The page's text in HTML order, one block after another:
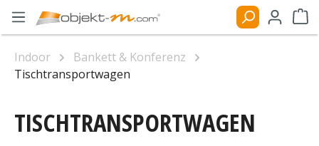
Zum Hauptinhalt springen
Indoor
Bankett & Konferenz
Tischtransportwagen
TISCHTRANSPORTWAGEN